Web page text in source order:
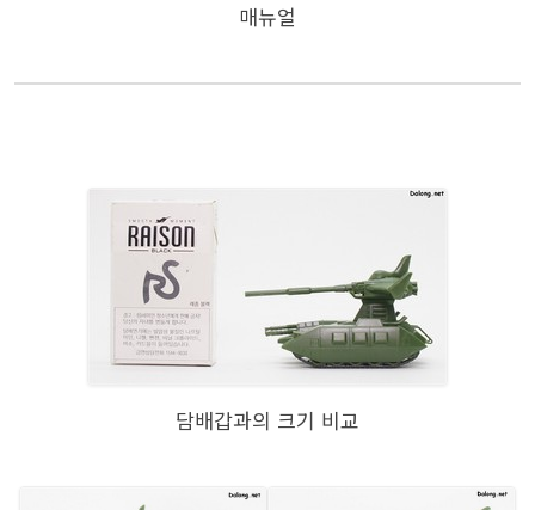
매뉴얼
담배갑과의 크기 비교